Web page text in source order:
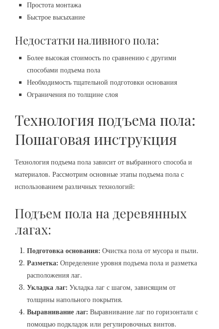
Простота монтажа
Быстрое высыхание
Недостатки наливного пола:
Более высокая стоимость по сравнению с другими
способами подъема пола
Необходимость тщательной подготовки основания
Ограничения по толщине слоя
Технология подъема пола:
Пошаговая инструкция
Технология подъема пола зависит от выбранного способа и
материалов. Рассмотрим основные этапы подъема пола с
использованием различных технологий:
Подъем пола на деревянных
лагах:
Подготовка основания: Очистка пола от мусора и пыли.
Разметка: Определение уровня подъема пола и разметка
расположения лаг.
Укладка лаг: Укладка лаг с шагом, зависящим от
толщины напольного покрытия.
Выравнивание лаг: Выравнивание лаг по горизонтали с
помощью подкладок или регулировочных винтов.